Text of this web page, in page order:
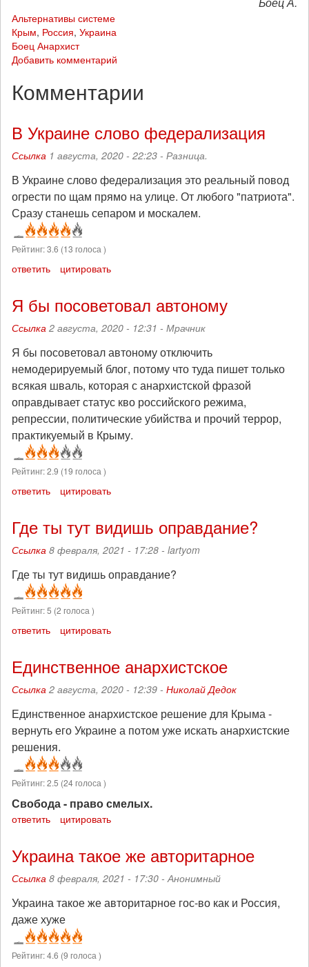
Альтернативы системе
Крым, Россия, Украина
Боец Анархист
Добавить комментарий
Комментарии
В Украине слово федерализация
Ссылка 1 августа, 2020 - 22:23 - Разница.
В Украине слово федерализация это реальный повод
огрести по щам прямо на улице. От любого "патриота".
Сразу станешь сепаром и москалем.
Рейтинг:3.6 (13 голоса )
ответить цитировать
Я бы посоветовал автоному
Ссылка 2 августа, 2020 - 12:31 - Мрачник
Я бы посоветовал автоному отключить
немодерируемый блог, потому что туда пишет только
всякая шваль, которая с анархистской фразой
оправдывает статус кво российского режима,
репрессии, политические убийства и прочий террор,
практикуемый в Крыму.
Рейтинг:2.9 (19 голоса )
ответить цитировать
Где ты тут видишь оправдание?
Ссылка 8 февраля, 2021 - 17:28 - lartyom
Где ты тут видишь оправдание?
Рейтинг:5 (2 голоса )
ответить цитировать
Единственное анархистское
Ссылка 2 августа, 2020 - 12:39 - Николай Дедок
Единственное анархистское решение для Крыма -
вернуть его Украине а потом уже искать анархистские
решения.
Рейтинг:2.5 (24голоса )
Свобода - право смелых.
ответить цитировать
Украина такое же авторитарное
Ссылка 8 февраля, 2021 - 17:30 -Анонимный
Украина такое же авторитарное гос-во как и Россия,
даже хуже
Рейтинг:4.6 (9 голоса )